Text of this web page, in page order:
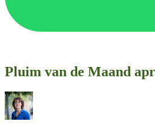
Pluim van de Maand